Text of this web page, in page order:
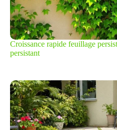
Croissance rapide feuillage
persistant